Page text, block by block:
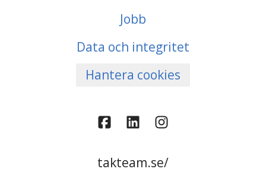
Jobb
Data och integritet
Hantera cookies
takteam.se/